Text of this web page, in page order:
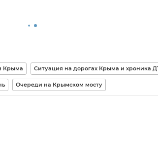
Крыма Ситуация на дорогах Крыма и хроника
Очереди на Крымском мосту